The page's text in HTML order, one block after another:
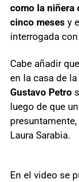
como la niñera
cinco meses y
interrogada
Cabe añadir
en la casa de
Gustavo Petro
luego de que
Laura Sarabia.
En el video se